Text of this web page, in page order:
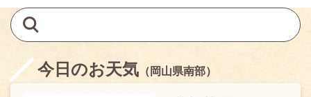
今日のお天気 （岡山県南部）